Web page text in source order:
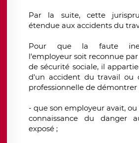
Par la suite, cette
étendue aux accidents du
Pour que la faute
l'employeur soit reconnue
de sécurité sociale, il
d'un accident du travail ou
professionnelle de démontrer
- que son employeur avait,
connaissance du danger
exposé ;